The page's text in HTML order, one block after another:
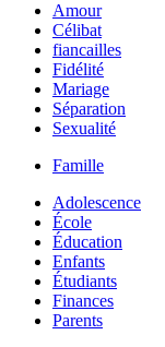
Amour
Célibat
fiancailles
Fidélité
Mariage
Séparation
Sexualité
Famille
Adolescence
École
Éducation
Enfants
Étudiants
Finances
Parents